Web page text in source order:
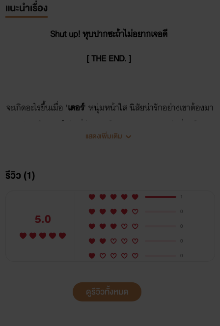
แนะนำเรื่อง
Shut up! หุบปากซะถ้าไม่อยากเจอดี
[ THE END. ]
จะเกิดอะไรขึ้นเมื่อ 'เตอร์' หนุ่มหน้าใส นิสัยน่ารักอย่างเขาต้องมา
มิกเซอร์' รุ่นพี่ปีสอง เดือนคณะวิศวะสุดหล่อที่เหมือนจะ
นิ่งๆแต่จิกกัดได้เจ็บแสบ เมื่อคนปากเสียอย่างเขาทั้งสองมาเจอ
อย่าหวังว่าจะญาติดี !
อย่าหวังว่าจะมีความเคารพ!
รุ่นน้องปากหมาแต่น่ารัก ต้องมาเจอกับรุ่นพี่ที่กวนนิ่งๆจนน่า
แสดงเพิ่มเติม
รีวิว (1)
5.0
1
0
0
0
0
ดูรีวิวทั้งหมด